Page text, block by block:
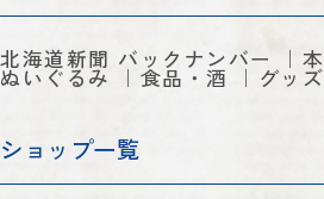
北海道新聞 バックナンバー 本
ぬいぐるみ 食品・酒 グッズ
ショップ一覧